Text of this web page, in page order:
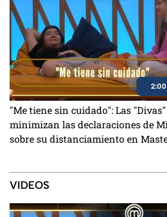
2:00
"Me tiene sin cuidado": Las "Divas"
minimizan las declaraciones de
sobre su distanciamiento en
VIDEOS